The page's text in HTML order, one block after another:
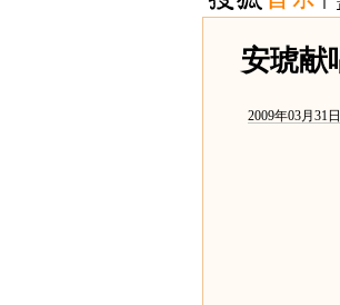
安琥献
2009年03月31